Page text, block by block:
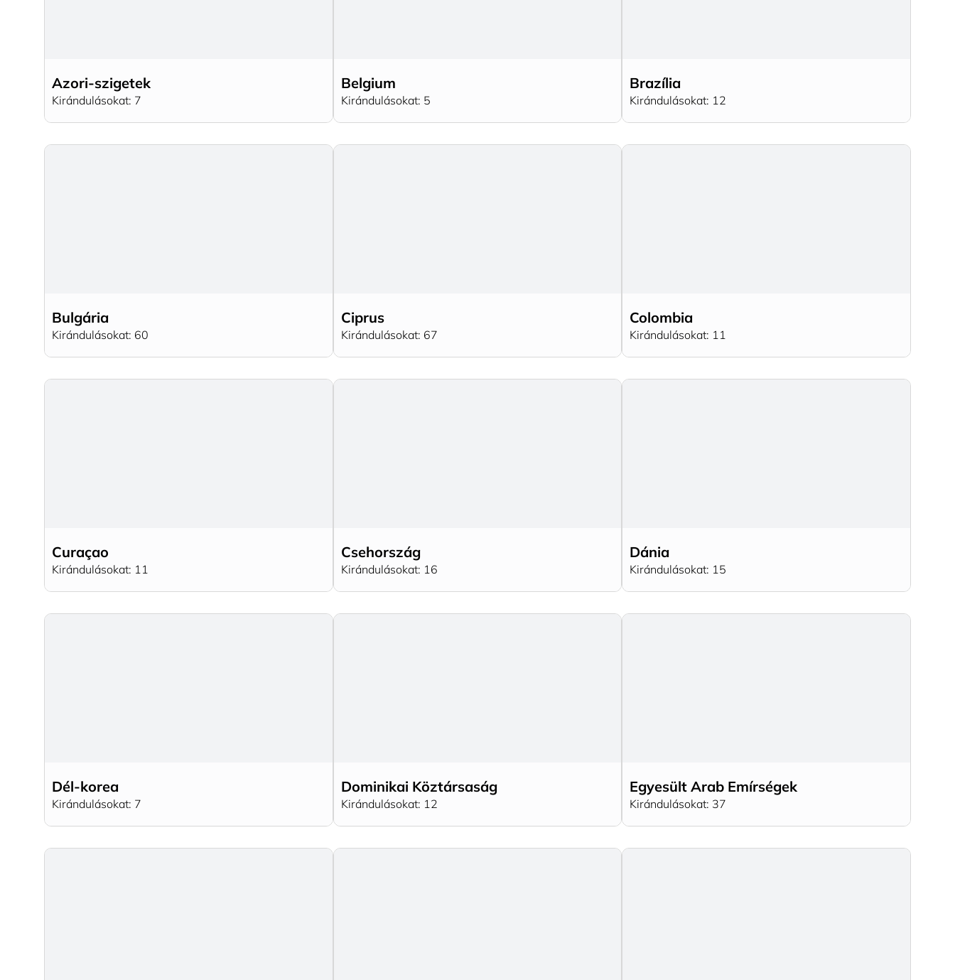
Azori-szigetek
Kirándulásokat: 7
Belgium
Kirándulásokat: 5
Brazília
Kirándulásokat: 12
Bulgária
Kirándulásokat: 60
Ciprus
Kirándulásokat: 67
Colombia
Kirándulásokat: 11
Curaçao
Kirándulásokat: 11
Csehország
Kirándulásokat: 16
Dánia
Kirándulásokat: 15
Dél-korea
Kirándulásokat: 7
Dominikai Köztársaság
Kirándulásokat: 12
Egyesült Arab Emírségek
Kirándulásokat: 37